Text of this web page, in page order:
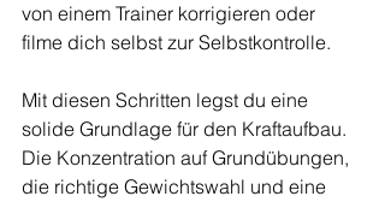
von einem Trainer korrigieren oder
filme dich selbst zur Selbstkontrolle.
Mit diesen Schritten legst du eine
solide Grundlage für den Kraftaufbau.
Die Konzentration auf Grundübungen,
die richtige Gewichtswahl und eine